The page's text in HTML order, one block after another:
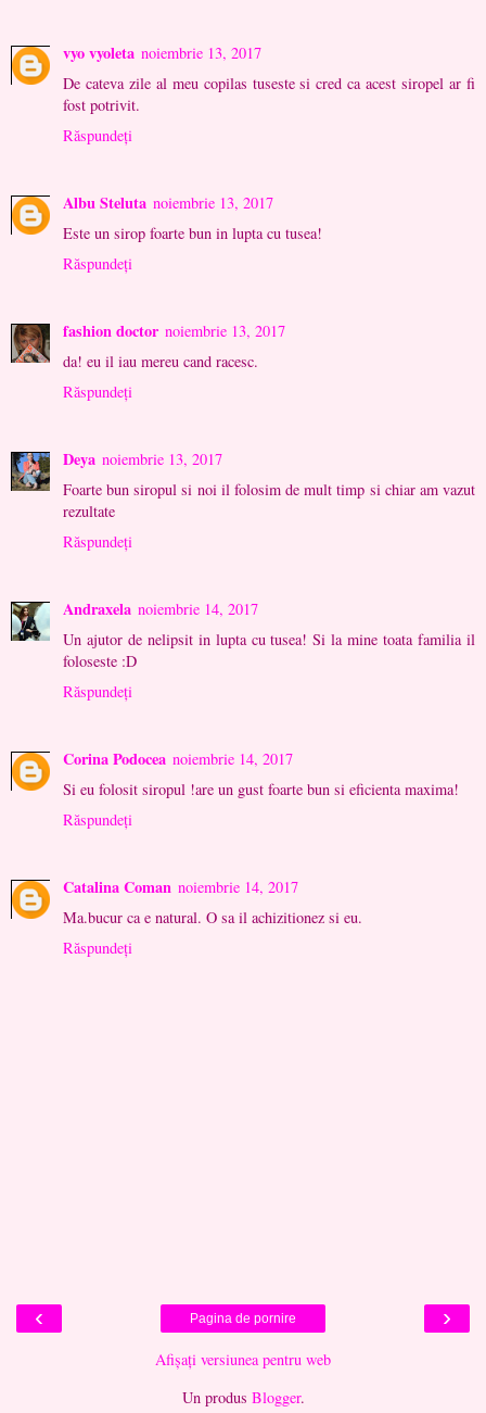
vyo vyoleta noiembrie 13, 2017
De cateva zile al meu copilas tuseste si cred ca acest siropel ar fi
fost potrivit.
Răspundeți
Albu Steluta noiembrie 13, 2017
Este un sirop foarte bun in lupta cu tusea!
Răspundeți
fashion doctor noiembrie 13, 2017
da! eu il iau mereu cand racesc.
Răspundeți
Deya noiembrie 13, 2017
Foarte bun siropul si noi il folosim de mult timp si chiar am vazut
rezultate
Răspundeți
Andraxela noiembrie 14, 2017
Un ajutor de nelipsit in lupta cu tusea! Si la mine toata familia il
foloseste :D
Răspundeți
Corina Podocea noiembrie 14, 2017
Si eu folosit siropul !are un gust foarte bun si eficienta maxima!
Răspundeți
Catalina Coman noiembrie 14, 2017
Ma.bucur ca e natural. O sa il achizitionez si eu.
Răspundeți
‹ ›
Pagina de pornire
Afișați versiunea pentru web
Un produs Blogger.